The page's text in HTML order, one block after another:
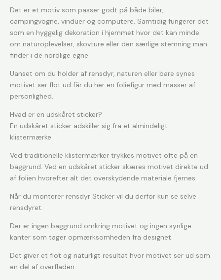
Det er et motiv som passer godt på både biler,
campingvogne, vinduer og computere. Samtidig fungerer det
som en hyggelig dekoration i hjemmet hvor det kan minde
om naturoplevelser, skovture eller den særlige stemning man
finder i de nordlige egne.
Uanset om du holder af rensdyr, naturen eller bare synes
motivet ser flot ud får du her en foliefigur med masser af
personlighed.
Hvad er en udskåret sticker?
En udskåret sticker adskiller sig fra et almindeligt
klistermærke.
Ved traditionelle klistermærker trykkes motivet ofte på en
baggrund. Ved en udskåret sticker skæres motivet direkte ud
af folien hvorefter alt det overskydende materiale fjernes.
Når du monterer rensdyr Sticker vil du derfor kun se selve
rensdyret.
Der er ingen baggrund omkring motivet og ingen synlige
kanter som tager opmærksomheden fra designet.
Det giver et flot og naturligt resultat hvor motivet ser ud som
en del af overfladen.